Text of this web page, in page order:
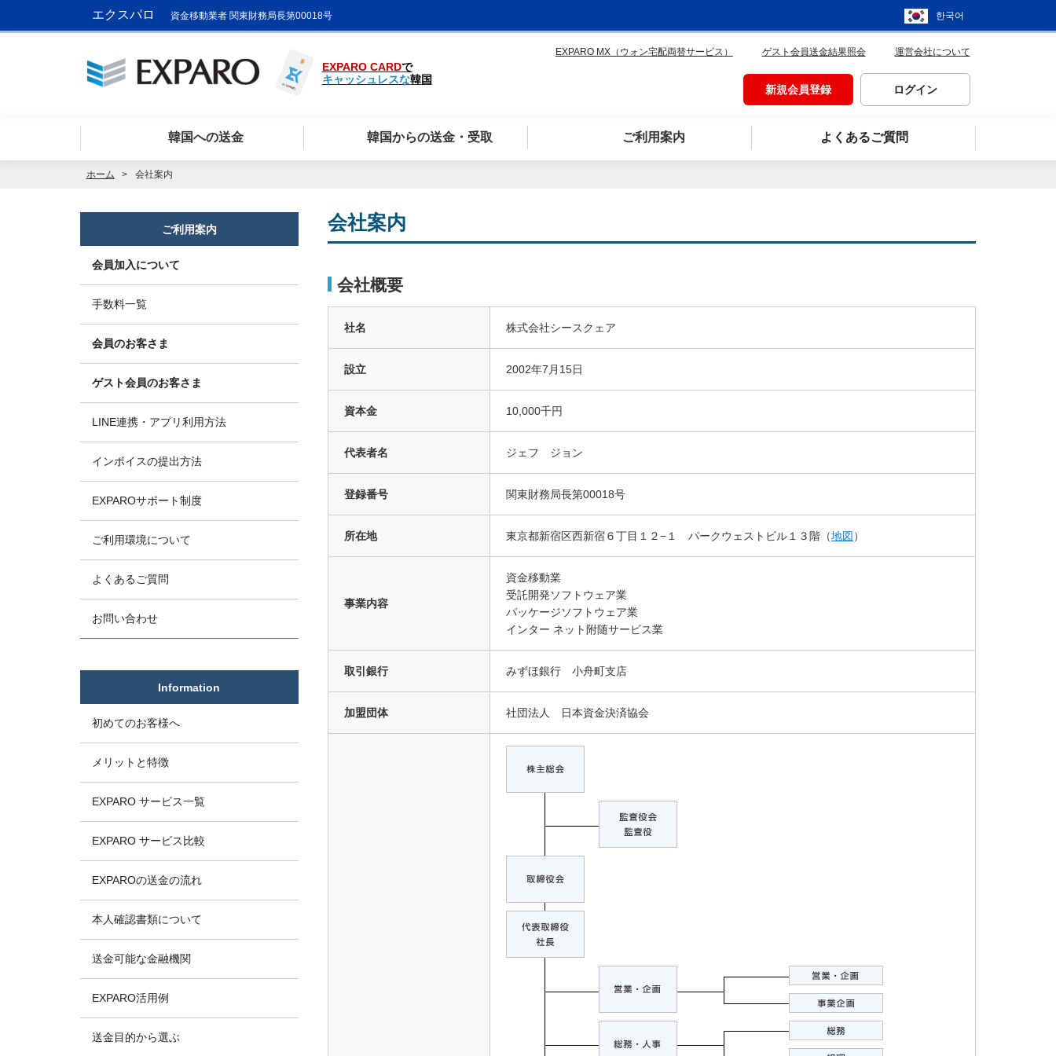
エクスパロ 資金移動業者 関東財務局長第00018号 한국어
EXPARO CARDで
キャッシュレスな韓国
EXPARO MX（ウォン宅配両替サービス） ゲスト会員送金結果照会 運営会社について
新規会員登録 ログイン
韓国への送金 韓国からの送金・受取 ご利用案内 よくあるご質問
ホーム 会社案内
会社案内
会社概要
社名 株式会社シースクェア
設立 2002年7月15日
資本金 10,000千円
代表者名 ジェフ ジョン
登録番号 関東財務局長第00018号
所在地 東京都新宿区西新宿６丁目１２−１ パークウェストビル１３階（地図 ）
事業内容
資金移動業
受託開発ソフトウェア業
パッケージソフトウェア業
インター ネット附随サービス業
取引銀行 みずほ銀行 小舟町支店
加盟団体 社団法人 日本資金決済協会
ご利用案内
会員加入について
手数料一覧
会員のお客さま
ゲスト会員のお客さま
LINE連携・アプリ利用方法
インボイスの提出方法
EXPAROサポート制度
ご利用環境について
よくあるご質問
お問い合わせ
Information
初めてのお客様へ
メリットと特徴
EXPARO サービス一覧
EXPARO サービス比較
EXPAROの送金の流れ
本人確認書類について
送金可能な金融機関
EXPARO活用例
送金目的から選ぶ